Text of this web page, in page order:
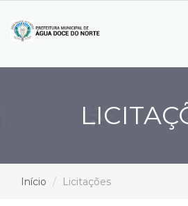
Início Licitações